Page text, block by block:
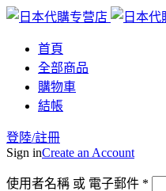
首頁
全部商品
購物車
結帳
登陸/註冊
Sign inCreate an Account
使用者名稱 或 電子郵件 *